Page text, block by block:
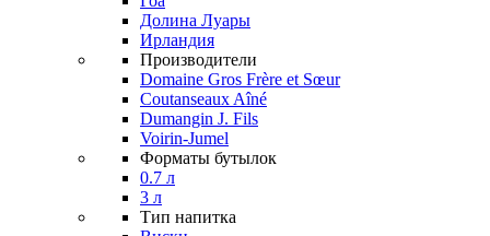
Долина Луары
Ирландия
Производители
Domaine Gros Frère et Sœur
Coutanseaux Aîné
Dumangin J. Fils
Voirin-Jumel
Форматы бутылок
0.7 л
3 л
Тип напитка